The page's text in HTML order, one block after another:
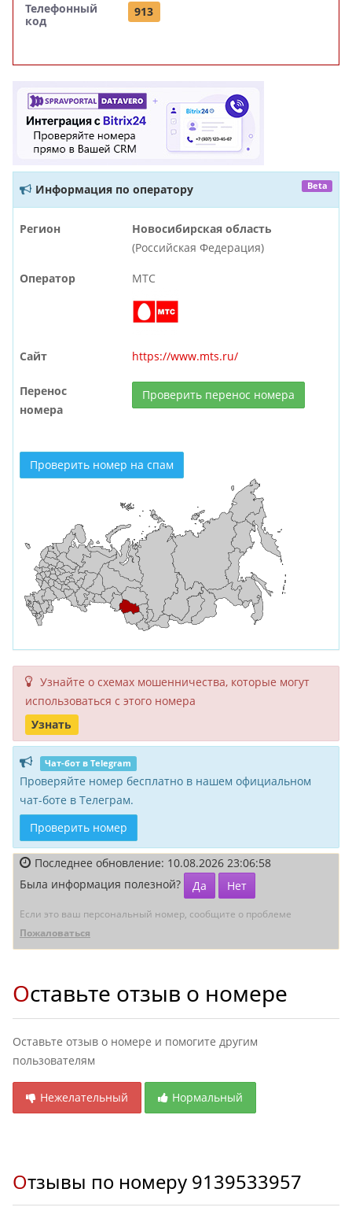
Телефонный
код
913
Информация по оператору Beta
Регион
Новосибирская область
(Российская Федерация)
Оператор МТС
Сайт https://www.mts.ru/
Перенос
номера
Проверить перенос номера
Проверить номер на спам
Узнайте о схемах мошенни­чества, кото­рые могут
исполь­зоваться с этого номера
Узнать
Чат-бот в Telegram
Проверяйте номер бесплатно в нашем официальном
чат-боте в Телеграм.
Проверить номер
Последнее обновление: 10.08.2026 23:06:58
Была информация полезной?
Да Нет
Если это ваш персональный номер, сообщите о проблеме
Пожаловаться
Оставьте отзыв о номере
Оставьте отзыв о номере и помогите другим
пользователям
Нежелательный Нормальный
Отзывы по номеру 9139533957